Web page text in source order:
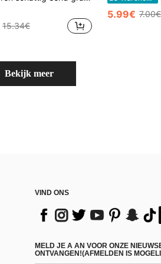
15.34€
5.99€ 7.00€
Bekijk meer
VIND ONS
MELD JE A AN VOOR ONZE
ONTVANGEN!(AFMELDEN IS